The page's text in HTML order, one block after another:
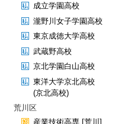
成立学園高校
瀧野川女子学園高校
東京成徳大学高校
武蔵野高校
京北学園白山高校
東洋大学京北高校
(京北高校)
荒川区
産業技術高専 [荒川]